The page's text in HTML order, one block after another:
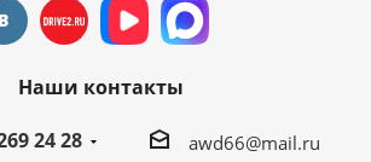
Наши контакты
24 28
awd66@mail.ru